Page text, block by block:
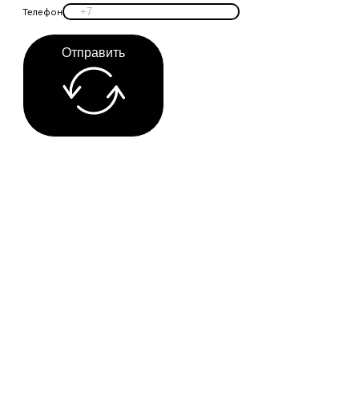
Телефон
Отправить